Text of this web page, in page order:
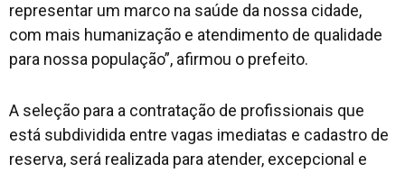
representar um marco na saúde da nossa cidade,
com mais humanização e atendimento de qualidade
para nossa população”, afirmou o prefeito.
A seleção para a contratação de profissionais que
está subdividida entre vagas imediatas e cadastro de
reserva, será realizada para atender, excepcional e